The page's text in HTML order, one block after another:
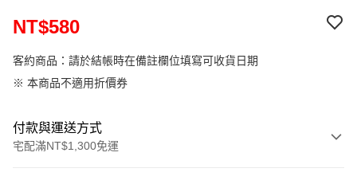
NT$580
客約商品：請於結帳時在備註欄位填寫可收貨日期
※ 本商品不適用折價券
付款與運送方式
宅配滿NT$1,300免運